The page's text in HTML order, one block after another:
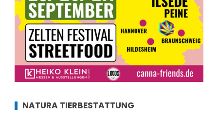
NATURA TIERBESTATTUNG